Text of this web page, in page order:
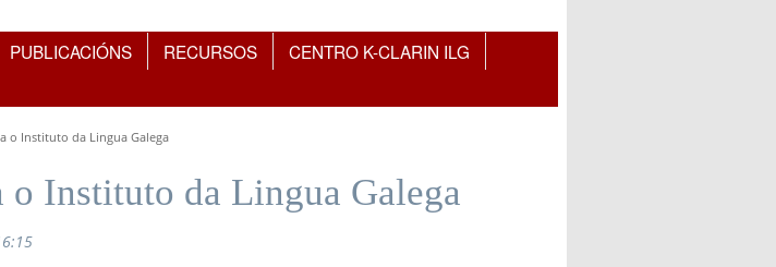
PUBLICACIÓNS RECURSOS
CENTRO K-CLARIN ILG
o Instituto da Lingua Galega
Instituto da Lingua Galega